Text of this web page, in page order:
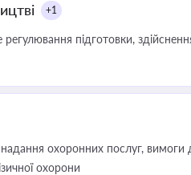
+1
підготовки,
охоронних послуг, вимоги
охорони